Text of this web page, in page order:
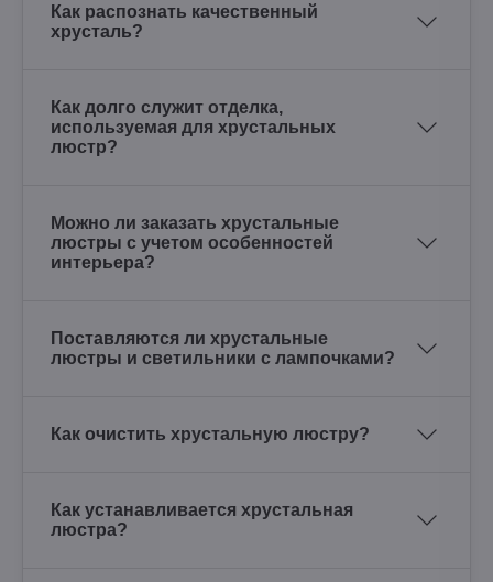
Как распознать качественный
хрусталь?
Как долго служит отделка,
используемая для хрустальных
люстр?
Можно ли заказать хрустальные
люстры с учетом особенностей
интерьера?
Поставляются ли хрустальные
люстры и светильники с лампочками?
Как очистить хрустальную люстру?
Как устанавливается хрустальная
люстра?